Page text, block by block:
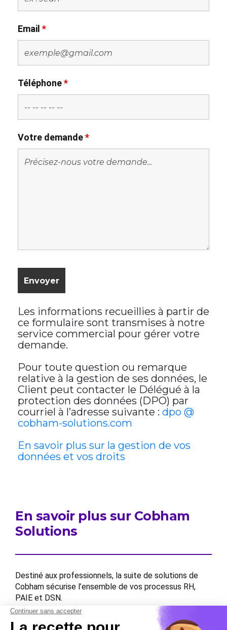
Email *
Téléphone*
Votre demande*
Les informations recueillies à partir de
ce formulaire sont transmises à notre
service commercial pour gérer votre
demande.
Pour toute question ou remarque
relative à la gestion de ses données, le
Client peut contacter le Délégué à la
protection des données (DPO) par
courriel à l’adresse suivante : dpo @
cobham-solutions.com
En savoir plus sur la gestion de vos
données et vos droits
En savoir plus sur Cobham
Solutions
Destiné aux professionnels, la suite de solutions de
Cobham sécurise l’ensemble de vos processus RH,
PAIE et DSN.